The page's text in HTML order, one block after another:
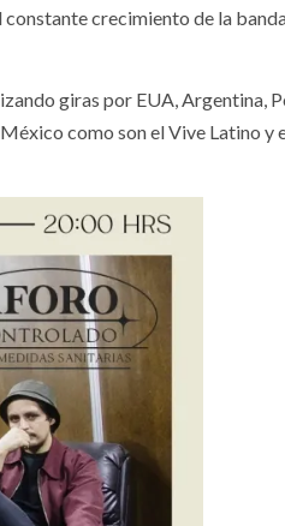
crecimiento de la
giras por EUA, Argentina,
como son el Vive Latino y